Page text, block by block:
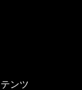
ンツ